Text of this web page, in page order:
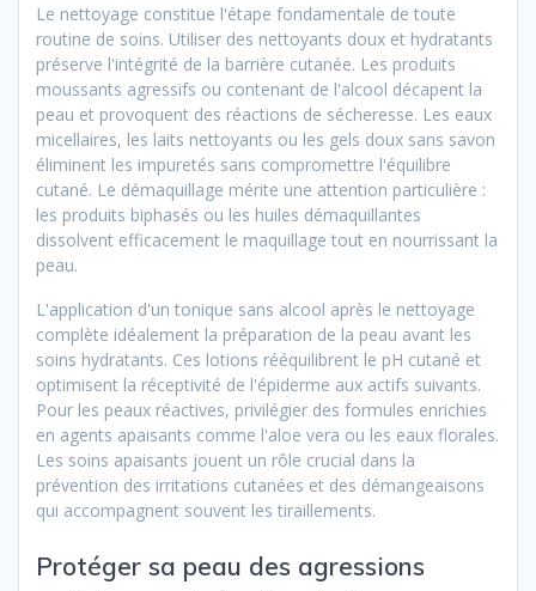
Le nettoyage constitue l'étape fondamentale de toute
routine de soins. Utiliser des nettoyants doux et hydratants
préserve l'intégrité de la barrière cutanée. Les produits
moussants agressifs ou contenant de l'alcool décapent la
peau et provoquent des réactions de sécheresse. Les eaux
micellaires, les laits nettoyants ou les gels doux sans savon
éliminent les impuretés sans compromettre l'équilibre
cutané. Le démaquillage mérite une attention particulière :
les produits biphasés ou les huiles démaquillantes
dissolvent efficacement le maquillage tout en nourrissant la
peau.
L'application d'un tonique sans alcool après le nettoyage
complète idéalement la préparation de la peau avant les
soins hydratants. Ces lotions rééquilibrent le pH cutané et
optimisent la réceptivité de l'épiderme aux actifs suivants.
Pour les peaux réactives, privilégier des formules enrichies
en agents apaisants comme l'aloe vera ou les eaux florales.
Les soins apaisants jouent un rôle crucial dans la
prévention des irritations cutanées et des démangeaisons
qui accompagnent souvent les tiraillements.
Protéger sa peau des agressions